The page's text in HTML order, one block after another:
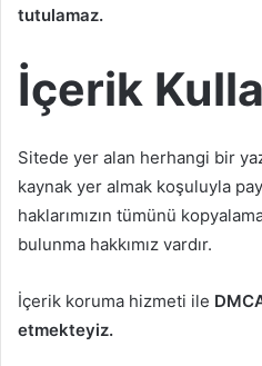
tutulamaz.
İçerik
Sitede yer alan herhangi bir
kaynak yer almak koşuluyla
haklarımızın tümünü
bulunma hakkımız vardır.
İçerik koruma hizmeti ile
etmekteyiz.